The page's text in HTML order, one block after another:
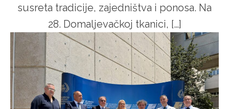
susreta tradicije, zajedništva i ponosa. Na
28. Domaljevačkoj tkanici, […]